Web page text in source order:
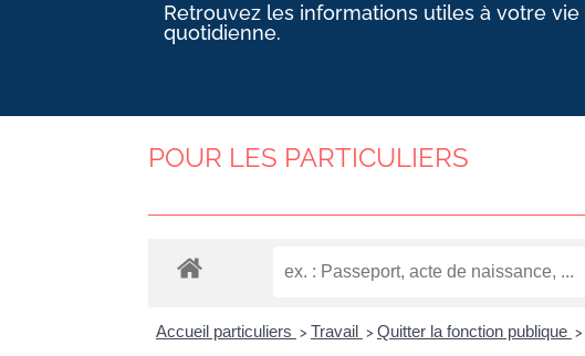
Retrouvez les informations utiles à votre vie
quotidienne.
POUR LES PARTICULIERS
Accueil particuliers > Travail > Quitter la fonction publique >